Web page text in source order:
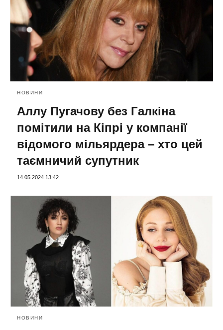
НОВИНИ
Аллу Пугачову без Галкіна
помітили на Кіпрі у компанії
відомого мільярдера – хто цей
таємничий супутник
14.05.2024 13:42
НОВИНИ